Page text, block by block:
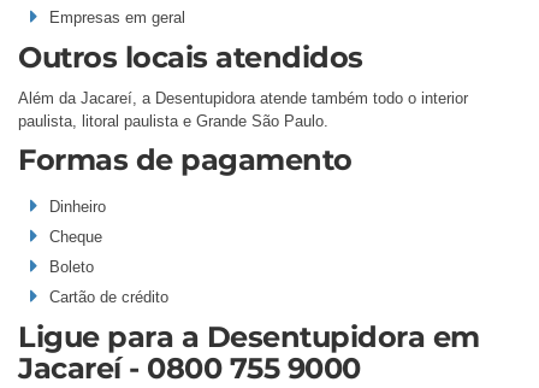
Empresas em geral
Outros locais atendidos
Além da Jacareí, a Desentupidora atende também todo o interior
paulista, litoral paulista e Grande São Paulo.
Formas de pagamento
Dinheiro
Cheque
Boleto
Cartão de crédito
Ligue para a Desentupidora em
Jacareí - 0800 755 9000